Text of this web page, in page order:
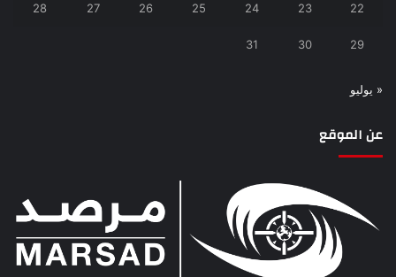
22
23
24
25
26
27
28
29
30
31
« يوليو
عن الموقع